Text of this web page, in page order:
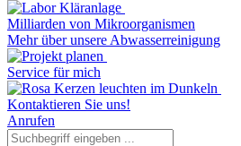
Milliarden von Mikroorganismen
Mehr über unsere Abwasserreinigung
Service für mich
Kontaktieren Sie uns!
Anrufen